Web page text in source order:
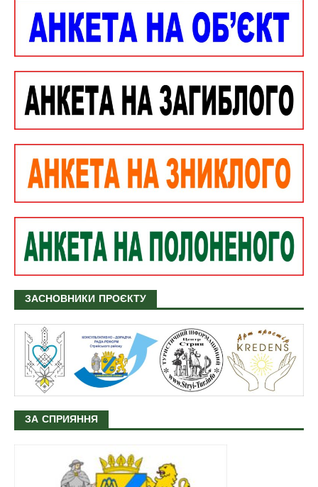
ЗАСНОВНИКИ ПРОЄКТУ
ЗА СПРИЯННЯ